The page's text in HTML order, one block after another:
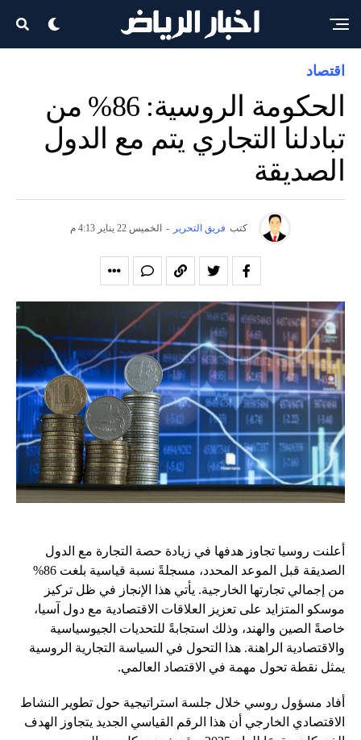
اقتصاد
الحكومة الروسية: 86% من
تبادلنا التجاري يتم مع الدول
الصديقة
كتب فريق التحرير - الخميس 22 يناير 4:13 م
أعلنت روسيا تجاوز هدفها في زيادة حصة التجارة مع الدول
الصديقة قبل الموعد المحدد، مسجلةً نسبة قياسية بلغت 86%
من إجمالي تجارتها الخارجية. يأتي هذا الإنجاز في ظل تركيز
موسكو المتزايد على تعزيز العلاقات الاقتصادية مع دول آسيا،
خاصةً الصين والهند، وذلك استجابةً للتحديات الجيوسياسية
والاقتصادية الراهنة. هذا التحول في السياسة التجارية الروسية
يمثل نقطة تحول مهمة في الاقتصاد العالمي.
أفاد مسؤول روسي خلال جلسة استراتيجية حول تطوير النشاط
الاقتصادي الخارجي أن هذا الرقم القياسي الجديد يتجاوز الهدف